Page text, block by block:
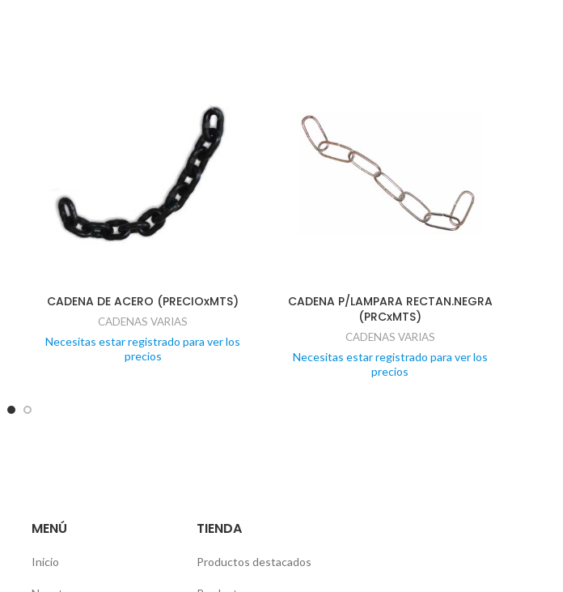
CADENA DE ACERO (PRECIOxMTS)
CADENAS VARIAS
Necesitas estar registrado para ver los
precios
CADENA P/LAMPARA RECTAN.NEGRA
(PRCxMTS)
CADENAS VARIAS
Necesitas estar registrado para ver los
precios
MENÚ
Inicio
TIENDA
Productos destacados